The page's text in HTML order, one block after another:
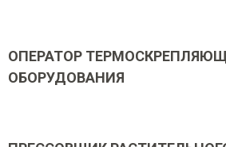
ОПЕРАТОР
ОБОРУДОВАНИЯ